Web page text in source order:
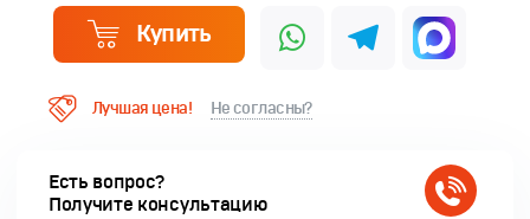
Купить
Лучшая цена! Не согласны?
Есть вопрос?
Получите консультацию